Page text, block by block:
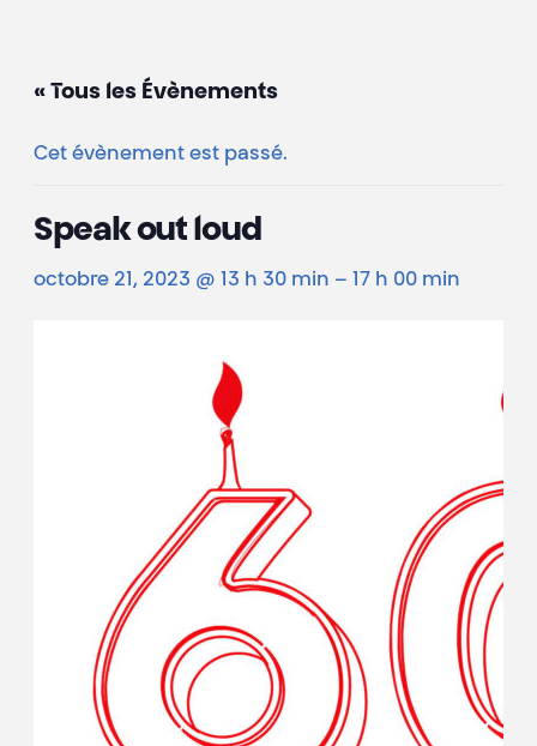
« Tous les Évènements
Cet évènement est passé.
Speak out loud
octobre 21, 2023 @ 13 h 30 min – 17 h 00 min